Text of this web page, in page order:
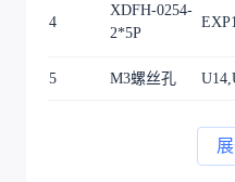
4
XDFH-0254-
2*5P
5 M3螺丝孔